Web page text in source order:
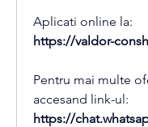
Aplicati online la:
https://valdor-
Pentru mai multe
accesand link-ul:
https://